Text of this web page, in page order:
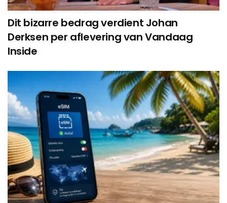
Dit bizarre bedrag verdient Johan
Derksen per aflevering van Vandaag
Inside